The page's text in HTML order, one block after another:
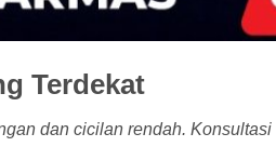
Terdekat
dan cicilan rendah.